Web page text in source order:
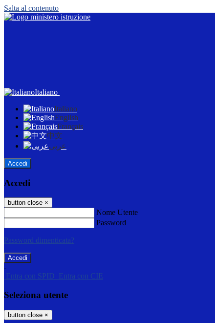
Salta al contenuto
Italiano
Italiano
English
Français
中文
عربى
Accedi
Accedi
button close ×
Nome Utente
Password
Password dimenticata?
-
Entra con SPID
Entra con CIE
Seleziona utente
button close ×